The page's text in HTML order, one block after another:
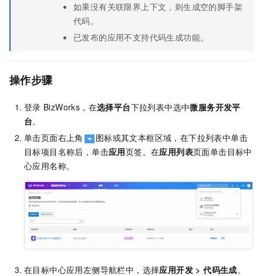
如果没有关联限界上下文，则生成空的脚手架
代码。
已发布的应用不支持代码生成功能。
操作步骤
登录 BizWorks，在选择平台下拉列表中选中微服务开发平
台。
单击页面右上角
图标或其文本框区域，在下拉列表中单击
目标项目名称后，单击应用页签。在应用列表页面单击目标中
心应用名称。
在目标中心应用左侧导航栏中，选择应用开发 >代码生成。